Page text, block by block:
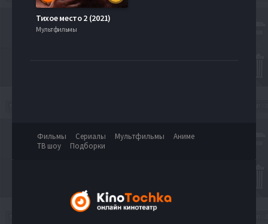
Тихое место 2 (2021)
Мультфильмы
Фильмы Сериалы Мультфильмы
Аниме
ТВ шоу
Подборки